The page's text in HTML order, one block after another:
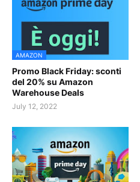
AMAZON
Promo Black Friday: sconti
del 20% su Amazon
Warehouse Deals
July 12, 2022